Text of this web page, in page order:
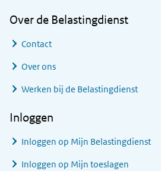
Over de Belastingdienst
Contact
Over ons
Werken bij de Belastingdienst
Inloggen
Inloggen op Mijn Belastingdienst
Inloggen op Mijn toeslagen